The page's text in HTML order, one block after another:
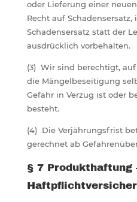
oder Lieferung einer
Recht auf
Schadensersatz statt der
ausdrücklich vorbehalten.
(3) Wir sind berechtigt,
die Mängelbeseitigung
Gefahr in Verzug ist oder
besteht.
(4) Die Verjährungsfrist
gerechnet ab
§ 7 Produkthaftung